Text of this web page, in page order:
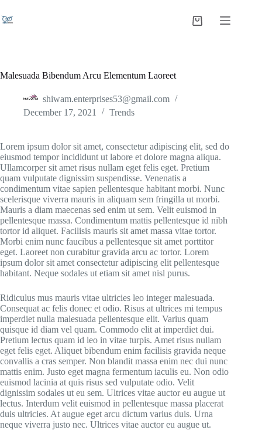
Malesuada Bibendum Arcu Elementum Laoreet
shiwam.enterprises53@gmail.com
December 17, 2021
Trends
Lorem ipsum dolor sit amet, consectetur adipiscing elit, sed do
eiusmod tempor incididunt ut labore et dolore magna aliqua.
Ullamcorper sit amet risus nullam eget felis eget. Pretium
quam vulputate dignissim suspendisse. Venenatis a
condimentum vitae sapien pellentesque habitant morbi. Nunc
scelerisque viverra mauris in aliquam sem fringilla ut morbi.
Mauris a diam maecenas sed enim ut sem. Velit euismod in
pellentesque massa. Condimentum mattis pellentesque id nibh
tortor id aliquet. Facilisis mauris sit amet massa vitae tortor.
Morbi enim nunc faucibus a pellentesque sit amet porttitor
eget. Laoreet non curabitur gravida arcu ac tortor. Lorem
ipsum dolor sit amet consectetur adipiscing elit pellentesque
habitant. Neque sodales ut etiam sit amet nisl purus.
Ridiculus mus mauris vitae ultricies leo integer malesuada.
Consequat ac felis donec et odio. Risus at ultrices mi tempus
imperdiet nulla malesuada pellentesque elit. Varius quam
quisque id diam vel quam. Commodo elit at imperdiet dui.
Pretium lectus quam id leo in vitae turpis. Amet risus nullam
eget felis eget. Aliquet bibendum enim facilisis gravida neque
convallis a cras semper. Non blandit massa enim nec dui nunc
mattis enim. Justo eget magna fermentum iaculis eu. Non odio
euismod lacinia at quis risus sed vulputate odio. Velit
dignissim sodales ut eu sem. Ultrices vitae auctor eu augue ut
lectus. Interdum velit euismod in pellentesque massa placerat
duis ultricies. At augue eget arcu dictum varius duis. Urna
neque viverra justo nec. Ultrices vitae auctor eu augue ut.